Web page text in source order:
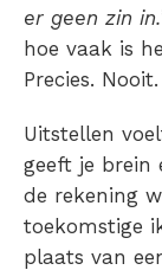
er geen zin in.
hoe vaak is
Precies. Nooit.
Uitstellen
geeft je brein
de rekening
toekomstige
plaats van